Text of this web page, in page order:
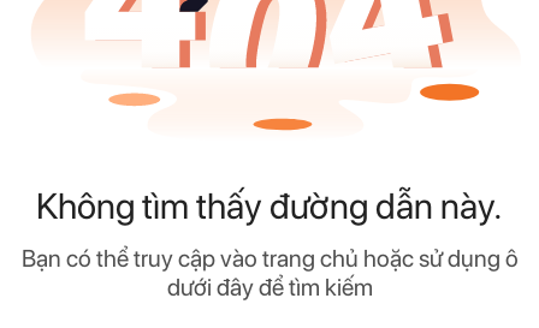
Không tìm thấy đường dẫn này.
Bạn có thể truy cập vào trang chủ hoặc sử dụng ô
dưới đây để tìm kiếm